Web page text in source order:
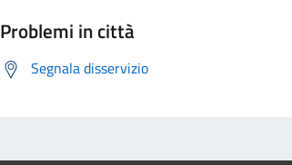
Problemi in città
Segnala disservizio